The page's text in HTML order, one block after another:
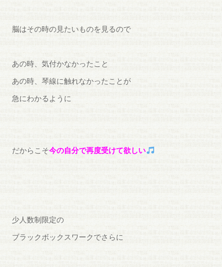
脳はその時の見たいものを見るので
あの時、気付かなかったこと
あの時、琴線に触れなかったことが
急にわかるように
だからこそ今の自分で再度受けて欲しい
少人数制限定の
ブラックボックスワークでさらに